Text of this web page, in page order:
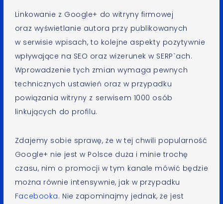
Linkowanie z Google+ do witryny firmowej
oraz wyświetlanie autora przy publikowanych
w serwisie wpisach, to kolejne aspekty pozytywnie
wpływające na SEO oraz wizerunek w SERP`ach.
Wprowadzenie tych zmian wymaga pewnych
technicznych ustawień oraz w przypadku
powiązania witryny z serwisem 1000 osób
linkujących do profilu.
Zdajemy sobie sprawę, że w tej chwili popularność
Google+ nie jest w Polsce duża i minie trochę
czasu, nim o promocji w tym kanale mówić będzie
można równie intensywnie, jak w przypadku
Facebooka. Nie zapominajmy jednak, że jest